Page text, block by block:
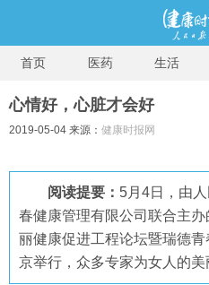
首页 医药 生活
心情好，心脏才会好
2019-05-04 来源： 健康时报网
阅读提要： 5月4日，由
春健康管理有限公司联合主办
丽健康促进工程论坛暨瑞德
京举行，众多专家为女人的美